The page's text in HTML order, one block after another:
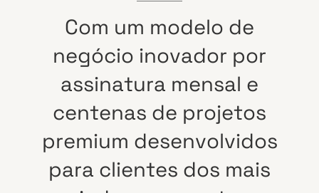
Com um modelo de
negócio inovador por
assinatura mensal e
centenas de projetos
premium desenvolvidos
para clientes dos mais